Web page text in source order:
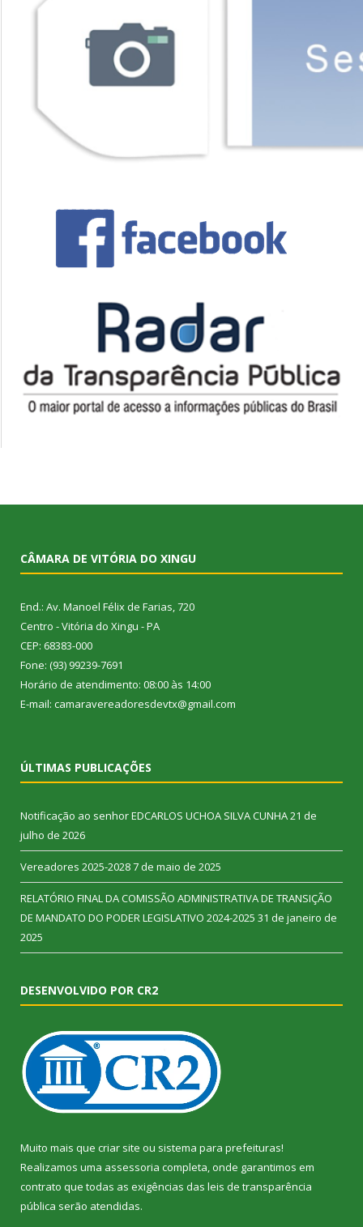
CÂMARA DE VITÓRIA DO XINGU
End.: Av. Manoel Félix de Farias, 720
Centro - Vitória do Xingu - PA
CEP: 68383-000
Fone: (93) 99239-7691
Horário de atendimento: 08:00 às 14:00
E-mail: camaravereadoresdevtx@gmail.com
ÚLTIMAS PUBLICAÇÕES
Notificação ao senhor EDCARLOS UCHOA SILVA CUNHA21 de
julho de 2026
Vereadores 2025-20287 de maio de 2025
RELATÓRIO FINAL DA COMISSÃO ADMINISTRATIVA DE TRANSIÇÃO
DE MANDATO DO PODER LEGISLATIVO 2024-2025 31 de janeiro de
2025
DESENVOLVIDO POR CR2
Muito mais que criar site ou sistema para prefeituras!
Realizamos uma assessoria completa, onde garantimos em
contrato que todas as exigências das leis de transparência
pública serão atendidas.